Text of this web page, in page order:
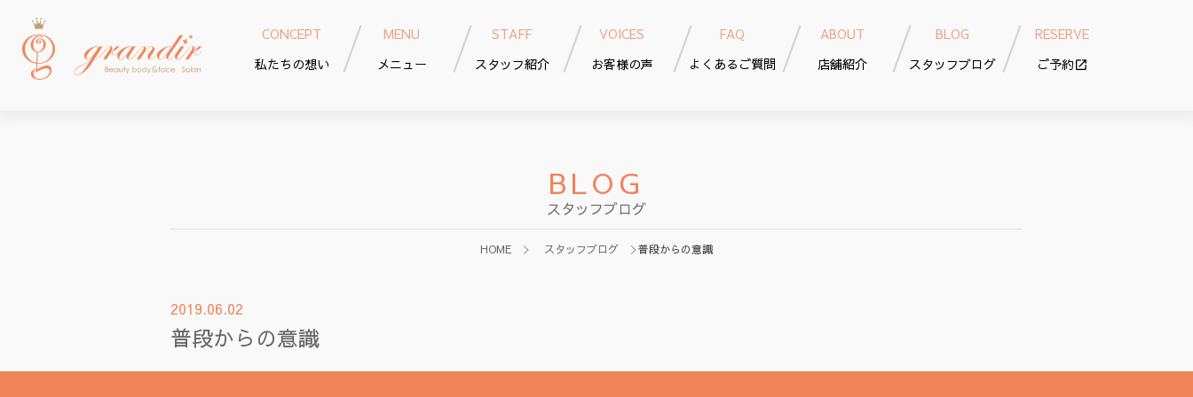
CONCEPT
私たちの想い
MENU
メニュー
STAFF
スタッフ紹介
VOICES
お客様の声
FAQ
よくあるご質問
ABOUT
店舗紹介
BLOG
スタッフブログ
RESERVE
ご予約
BLOG
スタッフブログ
HOME スタッフブログ 普段からの意識
2019.06.02
普段からの意識